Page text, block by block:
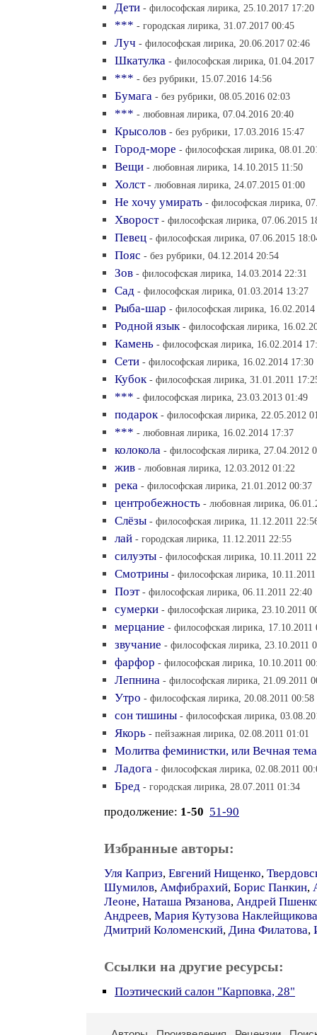
Дети - философская лирика, 25.10.2017 17:20
*** - городская лирика, 31.07.2017 00:45
Луч - философская лирика, 20.06.2017 02:46
Шкатулка - философская лирика, 01.04.2017
*** - без рубрики, 15.07.2016 14:56
Бумага - без рубрики, 08.05.2016 02:03
*** - любовная лирика, 07.04.2016 20:40
Крысолов - без рубрики, 17.03.2016 15:47
Город-море - философская лирика,
Вещи - любовная лирика, 14.10.2015 11:50
Холст - любовная лирика, 24.07.2015 01:00
Не хочу умирать - философская лирика,
Хворост - философская лирика, 07.06.2015
Певец - философская лирика, 07.06.2015
Пояс - без рубрики, 04.12.2014 20:54
Зов - философская лирика, 14.03.2014 22:31
Сад - философская лирика, 01.03.2014 13:27
Рыба-шар - философская лирика,
Родной язык - философская лирика,
Камень - философская лирика, 16.02.2014
Сети - философская лирика, 16.02.2014 17:30
Кубок - философская лирика, 31.01.2011
*** - философская лирика, 23.03.2013 01:49
подарок - философская лирика, 22.05.2012
*** - любовная лирика, 16.02.2014 17:37
колокола - философская лирика, 27.04.2012
жив - любовная лирика, 12.03.2012 01:22
река - философская лирика, 21.01.2012 00:37
центробежность - любовная лирика,
Слёзы - философская лирика, 11.12.2011
лай - городская лирика, 11.12.2011 22:55
силуэты - философская лирика, 10.11.2011
Смотрины - философская лирика,
Поэт - философская лирика, 06.11.2011 22:40
сумерки - философская лирика, 23.10.2011
мерцание - философская лирика, 17.10.2011
звучание - философская лирика, 23.10.2011
фарфор - философская лирика, 10.10.2011
Лепнина - философская лирика, 21.09.2011
Утро - философская лирика, 20.08.2011 00:58
сон тишины - философская лирика,
Якорь - пейзажная лирика, 02.08.2011 01:01
Молитва феминистки, или Вечная тема
Ладога - философская лирика, 02.08.2011
Бред - городская лирика, 28.07.2011 01:34
продолжение: 1-50 51-90
Избранные авторы:
Уля Каприз, Евгений Нищенко,
Шумилов, Амфибрахий, Борис Панкин,
Леоне, Наташа Рязанова, Андрей
Андреев, Мария Кутузова Наклейщикова
Дмитрий Коломенский, Дина Филатова,
Ссылки на другие ресурсы:
Поэтический салон "Карповка, 28"